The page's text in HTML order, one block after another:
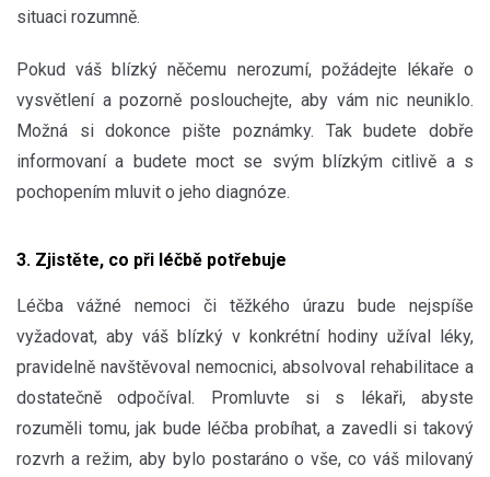
situaci rozumně.
Pokud váš blízký něčemu nerozumí, požádejte lékaře o
vysvětlení a pozorně poslouchejte, aby vám nic neuniklo.
Možná si dokonce pište poznámky. Tak budete dobře
informovaní a budete moct se svým blízkým citlivě a s
pochopením mluvit o jeho diagnóze.
3. Zjistěte, co při léčbě potřebuje
Léčba vážné nemoci či těžkého úrazu bude nejspíše
vyžadovat, aby váš blízký v konkrétní hodiny užíval léky,
pravidelně navštěvoval nemocnici, absolvoval rehabilitace a
dostatečně odpočíval. Promluvte si s lékaři, abyste
rozuměli tomu, jak bude léčba probíhat, a zavedli si takový
rozvrh a režim, aby bylo postaráno o vše, co váš milovaný